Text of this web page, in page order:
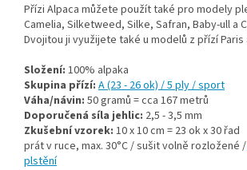
Přízi Alpaca můžete použít také pro modely
Camelia, Silketweed, Silke, Safran, Baby-ull a
Dvojitou ji využijete také u modelů z přízí Paris
Složení: 100% alpaka
Skupina přízí: A (23 - 26 ok) / 5 ply / sport
Váha/návin: 50 gramů = cca 167 metrů
Doporučená síla jehlic: 2,5 - 3,5 mm
Zkušební vzorek: 10 x 10 cm = 23 ok x 30 řad
prát v ruce, max. 30°C / sušit volně rozložené /
plstění